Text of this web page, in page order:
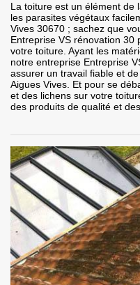
La toiture est un élément de
les parasites végétaux
Vives 30670 ; sachez que
Entreprise VS rénovation
votre toiture. Ayant les
notre entreprise Entreprise
assurer un travail fiable et
Aigues Vives. Et pour se
et des lichens sur votre
des produits de qualité et